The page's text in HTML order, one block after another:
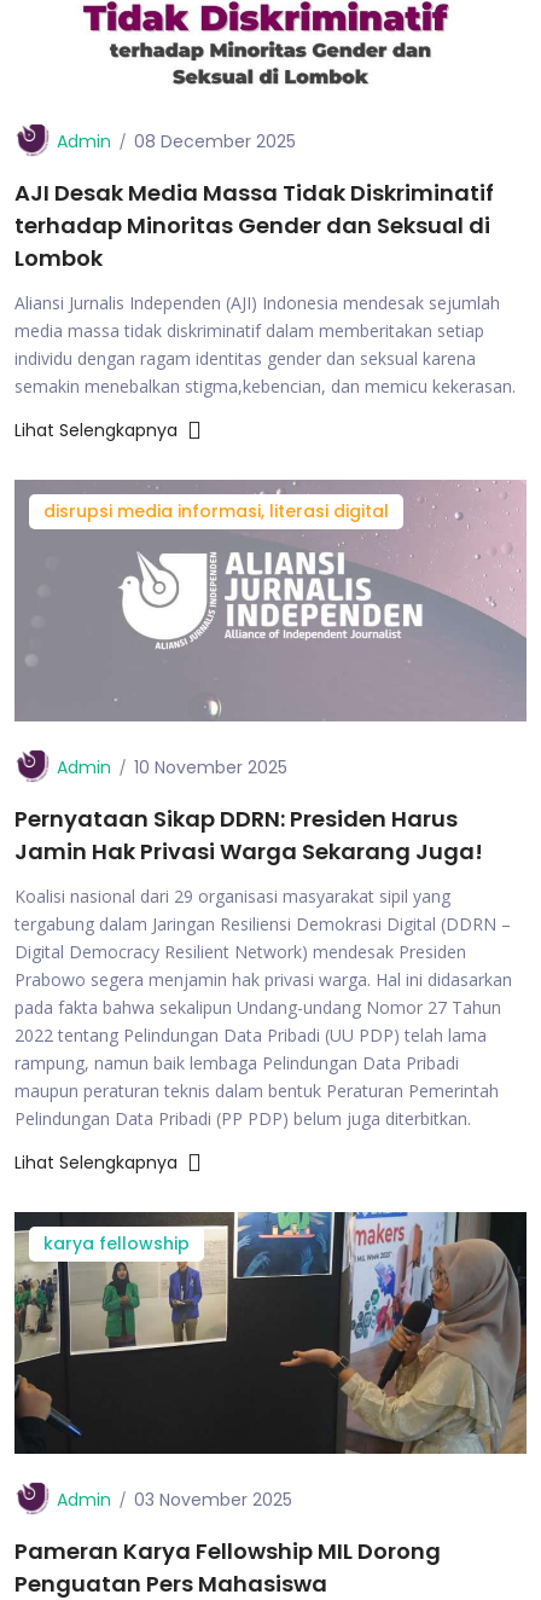
Admin 08 December 2025
AJI Desak Media Massa Tidak Diskriminatif
terhadap Minoritas Gender dan Seksual di
Lombok
Aliansi Jurnalis Independen (AJI) Indonesia mendesak sejumlah
media massa tidak diskriminatif dalam memberitakan setiap
individu dengan ragam identitas gender dan seksual karena
semakin menebalkan stigma,kebencian, dan memicu kekerasan.
Lihat Selengkapnya
disrupsi media informasi, literasi digital
Admin 10 November 2025
Pernyataan Sikap DDRN: Presiden Harus
Jamin Hak Privasi Warga Sekarang Juga!
Koalisi nasional dari 29 organisasi masyarakat sipil yang
tergabung dalam Jaringan Resiliensi Demokrasi Digital (DDRN –
Digital Democracy Resilient Network) mendesak Presiden
Prabowo segera menjamin hak privasi warga. Hal ini didasarkan
pada fakta bahwa sekalipun Undang-undang Nomor 27 Tahun
2022 tentang Pelindungan Data Pribadi (UU PDP) telah lama
rampung, namun baik lembaga Pelindungan Data Pribadi
maupun peraturan teknis dalam bentuk Peraturan Pemerintah
Pelindungan Data Pribadi (PP PDP) belum juga diterbitkan.
Lihat Selengkapnya
karya fellowship
Admin 03 November 2025
Pameran Karya Fellowship MIL Dorong
Penguatan Pers Mahasiswa